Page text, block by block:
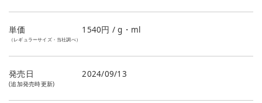
単価
（レギュラーサイズ・当社調べ）
1540円 / g・ml
発売日
(追加発売時更新)
2024/09/13